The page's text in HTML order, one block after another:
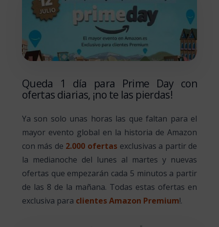
Queda 1 día para Prime Day con
ofertas diarias, ¡no te las pierdas!
Ya son solo unas horas las que faltan para el
mayor evento global en la historia de Amazon
con más de 2.000 ofertas exclusivas a partir de
la medianoche del lunes al martes y nuevas
ofertas que empezarán cada 5 minutos a partir
de las 8 de la mañana. Todas estas ofertas en
exclusiva para clientes Amazon Premium!.